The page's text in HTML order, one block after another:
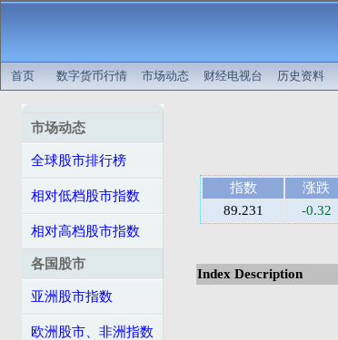
首页 数字货币行情 市场动态 财经电视台 历史资料
市场动态
全球股市排行榜
相对低档股市指数
相对高档股市指数
各国股市
亚洲股市指数
欧洲股市、非洲指数
指数 涨跌
89.231
-0.32
Index Description